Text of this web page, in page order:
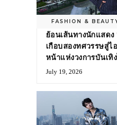
FASHION &
ย้อนเส้นทางนักแสดง
เกือบสองทศวรรษสู่
หน้าแห่งวงการบันเทิ
July 19, 2026